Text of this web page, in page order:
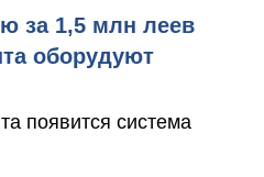
за 1,5 млн леев
оборудуют
появится система